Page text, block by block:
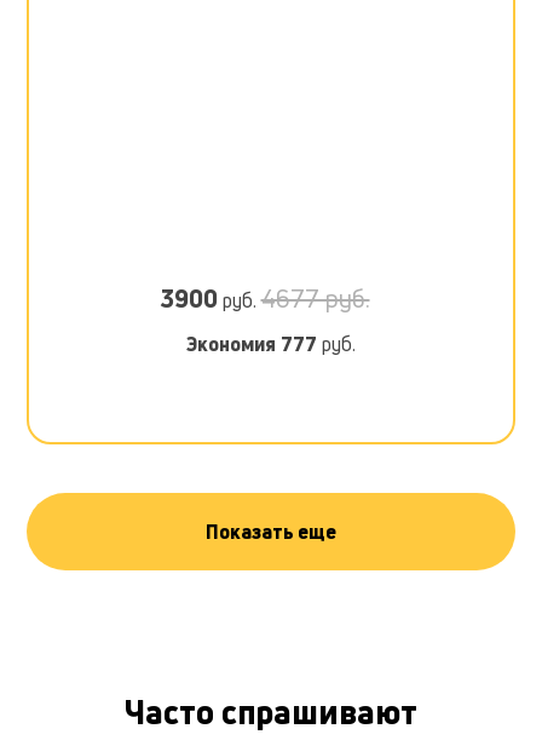
3900 руб.4677 руб.
Экономия 777 руб.
Показать еще
Часто спрашивают